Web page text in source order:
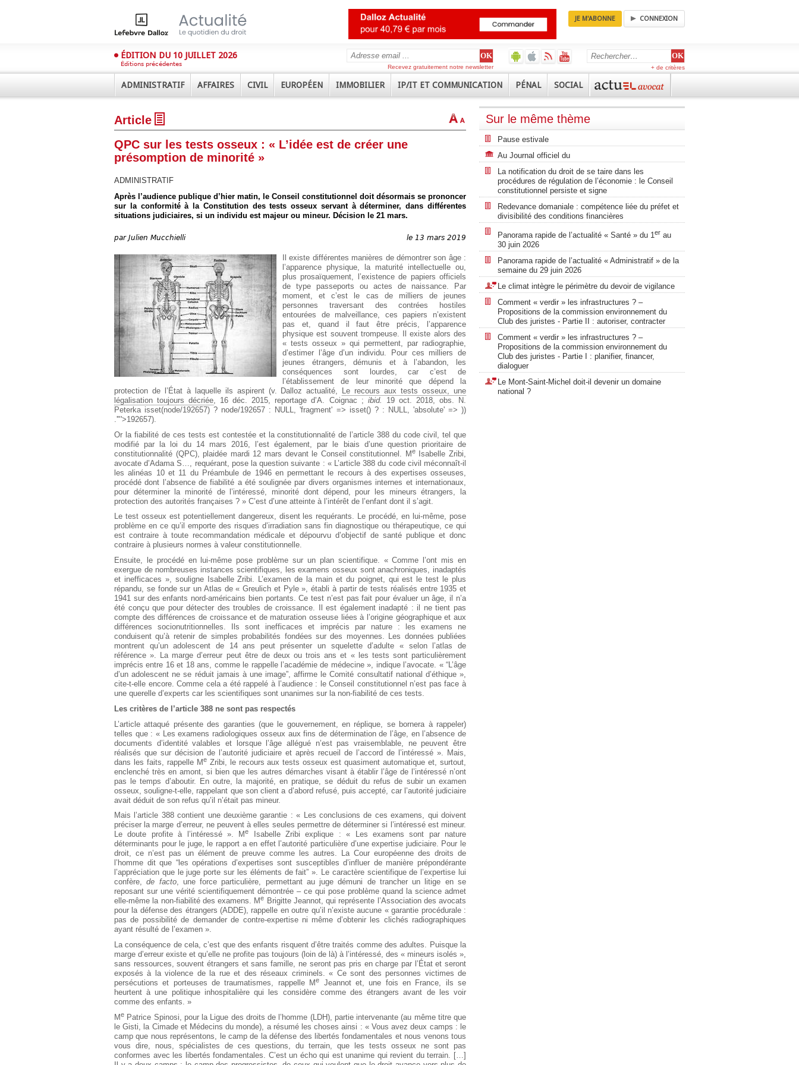
JE M'ABONNE CONNEXION
ÉDITION DU 10 JUILLET 2026
Éditions précédentes
+ de critères
Recevez gratuitement notre newsletter
ADMINISTRATIF AFFAIRES CIVIL EUROPÉEN IMMOBILIER IP/IT ET COMMUNICATION PÉNAL SOCIAL
Article
QPC sur les tests osseux : « L’idée est de créer une
présomption de minorité »
ADMINISTRATIF
Après l’audience publique d’hier matin, le Conseil constitutionnel doit désormais se prononcer
sur la conformité à la Constitution des tests osseux servant à déterminer, dans différentes
situations judiciaires, si un individu est majeur ou mineur. Décision le 21 mars.
par Julien Mucchielli le 13 mars 2019
Il existe différentes manières de démontrer son âge :
l’apparence physique, la maturité intellectuelle ou,
plus prosaïquement, l’existence de papiers officiels
de type passeports ou actes de naissance. Par
moment, et c’est le cas de milliers de jeunes
personnes traversant des contrées hostiles
entourées de malveillance, ces papiers n’existent
pas et, quand il faut être précis, l’apparence
physique est souvent trompeuse. Il existe alors des
« tests osseux » qui permettent, par radiographie,
d’estimer l’âge d’un individu. Pour ces milliers de
jeunes étrangers, démunis et à l’abandon, les
conséquences sont lourdes, car c’est de
l’établissement de leur minorité que dépend la
protection de l’État à laquelle ils aspirent (v. Dalloz actualité,
Le recours aux tests osseux, une
légalisation toujours décriée , 16 déc. 2015, reportage d’A. Coignac ; ibid.
19 oct. 2018, obs. N.
Peterka isset(node/192657) ? node/192657 : NULL, 'fragment' => isset() ? : NULL, 'absolute' => ))
.'"'>192657).
Or la fiabilité de ces tests est contestée et la constitutionnalité de l’article 388 du code civil, tel que
modifié par la loi du 14 mars 2016, l’est également, par le biais d’une question prioritaire de
constitutionnalité (QPC), plaidée mardi 12 mars devant le Conseil constitutionnel. MeIsabelle Zribi,
avocate d’Adama S…, requérant, pose la question suivante : « L’article 388 du code civil méconnaît-il
les alinéas 10 et 11 du Préambule de 1946 en permettant le recours à des expertises osseuses,
procédé dont l’absence de fiabilité a été soulignée par divers organismes internes et internationaux,
pour déterminer la minorité de l’intéressé, minorité dont dépend, pour les mineurs étrangers, la
protection des autorités françaises ? » C’est d’une atteinte à l’intérêt de l’enfant dont il s’agit.
Le test osseux est potentiellement dangereux, disent les requérants. Le procédé, en lui-même, pose
problème en ce qu’il emporte des risques d’irradiation sans fin diagnostique ou thérapeutique, ce qui
est contraire à toute recommandation médicale et dépourvu d’objectif de santé publique et donc
contraire à plusieurs normes à valeur constitutionnelle.
Ensuite, le procédé en lui-même pose problème sur un plan scientifique. « Comme l’ont mis en
exergue de nombreuses instances scientifiques, les examens osseux sont anachroniques, inadaptés
et inefficaces », souligne Isabelle Zribi. L’examen de la main et du poignet, qui est le test le plus
répandu, se fonde sur un Atlas de « Greulich et Pyle », établi à partir de tests réalisés entre 1935 et
1941 sur des enfants nord-américains bien portants. Ce test n’est pas fait pour évaluer un âge, il n’a
été conçu que pour détecter des troubles de croissance. Il est également inadapté : il ne tient pas
compte des différences de croissance et de maturation osseuse liées à l’origine géographique et aux
différences socionutritionnelles. Ils sont inefficaces et imprécis par nature : les examens ne
conduisent qu’à retenir de simples probabilités fondées sur des moyennes. Les données publiées
montrent qu’un adolescent de 14 ans peut présenter un squelette d’adulte « selon l’atlas de
référence ». La marge d’erreur peut être de deux ou trois ans et « les tests sont particulièrement
imprécis entre 16 et 18 ans, comme le rappelle l’académie de médecine », indique l’avocate. « “L’âge
d’un adolescent ne se réduit jamais à une image”, affirme le Comité consultatif national d’éthique »,
cite-t-elle encore. Comme cela a été rappelé à l’audience : le Conseil constitutionnel n’est pas face à
une querelle d’experts car les scientifiques sont unanimes sur la non-fiabilité de ces tests.
Les critères de l’article 388 ne sont pas respectés
L’article attaqué présente des garanties (que le gouvernement, en réplique, se bornera à rappeler)
telles que : « Les examens radiologiques osseux aux fins de détermination de l’âge, en l’absence de
documents d’identité valables et lorsque l’âge allégué n’est pas vraisemblable, ne peuvent être
réalisés que sur décision de l’autorité judiciaire et après recueil de l’accord de l’intéressé ». Mais,
dans les faits, rappelle MeZribi, le recours aux tests osseux est quasiment automatique et, surtout,
enclenché très en amont, si bien que les autres démarches visant à établir l’âge de l’intéressé n’ont
pas le temps d’aboutir. En outre, la majorité, en pratique, se déduit du refus de subir un examen
osseux, souligne-t-elle, rappelant que son client a d’abord refusé, puis accepté, car l’autorité judiciaire
avait déduit de son refus qu’il n’était pas mineur.
Mais l’article 388 contient une deuxième garantie : « Les conclusions de ces examens, qui doivent
préciser la marge d’erreur, ne peuvent à elles seules permettre de déterminer si l’intéressé est mineur.
Le doute profite à l’intéressé ». Me
Isabelle Zribi explique : « Les examens sont par nature
déterminants pour le juge, le rapport a en effet l’autorité particulière d’une expertise judiciaire. Pour le
droit, ce n’est pas un élément de preuve comme les autres. La Cour européenne des droits de
l’homme dit que “les opérations d’expertises sont susceptibles d’influer de manière prépondérante
l’appréciation que le juge porte sur les éléments de fait” ». Le caractère scientifique de l’expertise lui
confère,de facto, une force particulière, permettant au juge démuni de trancher un litige en se
reposant sur une vérité scientifiquement démontrée – ce qui pose problème quand la science admet
elle-même la non-fiabilité des examens. Me Brigitte Jeannot, qui représente l’Association des avocats
pour la défense des étrangers (ADDE), rappelle en outre qu’il n’existe aucune « garantie procédurale :
pas de possibilité de demander de contre-expertise ni même d’obtenir les clichés radiographiques
ayant résulté de l’examen ».
La conséquence de cela, c’est que des enfants risquent d’être traités comme des adultes. Puisque la
marge d’erreur existe et qu’elle ne profite pas toujours (loin de là) à l’intéressé, des « mineurs isolés »,
sans ressources, souvent étrangers et sans famille, ne seront pas pris en charge par l’État et seront
exposés à la violence de la rue et des réseaux criminels. « Ce sont des personnes victimes de
persécutions et porteuses de traumatismes, rappelle Me
Jeannot et, une fois en France, ils se
heurtent à une politique inhospitalière qui les considère comme des étrangers avant de les voir
comme des enfants. »
Me Patrice Spinosi, pour la Ligue des droits de l’homme (LDH), partie intervenante (au même titre que
le Gisti, la Cimade et Médecins du monde), a résumé les choses ainsi : « Vous avez deux camps : le
camp que nous représentons, le camp de la défense des libertés fondamentales et nous venons tous
vous dire, nous, spécialistes de ces questions, du terrain, que les tests osseux ne sont pas
conformes avec les libertés fondamentales. C’est un écho qui est unanime qui revient du terrain. […]
Sur le même thème
Pause estivale
Au Journal officiel du
La notification du droit de se taire dans les
procédures de régulation de l’économie : le Conseil
constitutionnel persiste et signe
Redevance domaniale : compétence liée du préfet et
divisibilité des conditions financières
Panorama rapide de l’actualité « Santé » du 1er au
30 juin 2026
Panorama rapide de l’actualité « Administratif » de la
semaine du 29 juin 2026
Le climat intègre le périmètre du devoir de vigilance
Comment « verdir » les infrastructures ? –
Propositions de la commission environnement du
Club des juristes - Partie II : autoriser, contracter
Comment « verdir » les infrastructures ? –
Propositions de la commission environnement du
Club des juristes - Partie I : planifier, financer,
dialoguer
Le Mont-Saint-Michel doit-il devenir un domaine
national ?